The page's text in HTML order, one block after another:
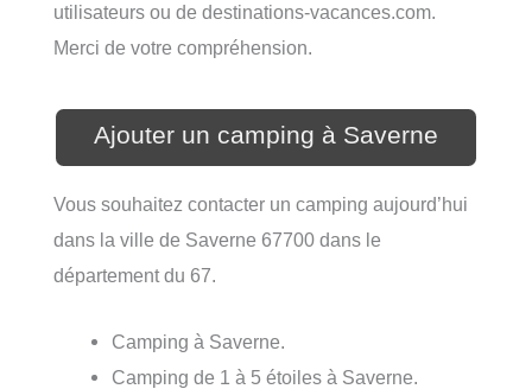
utilisateurs ou de destinations-vacances.com.
Merci de votre compréhension.
Ajouter un camping à Saverne
Vous souhaitez contacter un camping aujourd’hui
dans la ville de Saverne 67700 dans le
département du 67.
Camping à Saverne.
Camping de 1 à 5 étoiles à Saverne.